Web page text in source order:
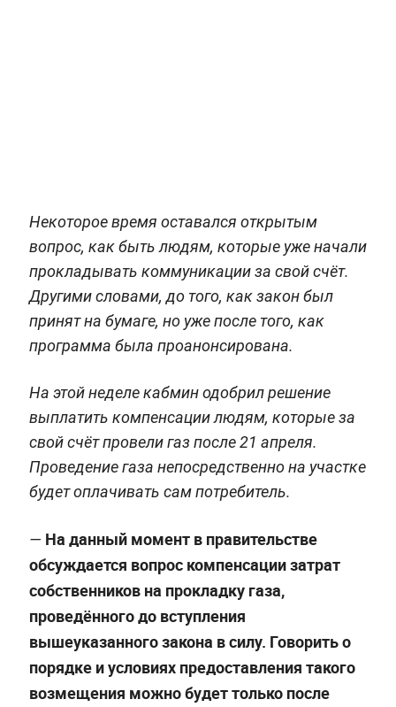
Некоторое время оставался открытым
вопрос, как быть людям, которые уже начали
прокладывать коммуникации за свой счёт.
Другими словами, до того, как закон был
принят на бумаге, но уже после того, как
программа была проанонсирована.
На этой неделе кабмин одобрил решение
выплатить компенсации людям, которые за
свой счёт провели газ после 21 апреля.
Проведение газа непосредственно на участке
будет оплачивать сам потребитель.
— На данный момент в правительстве
обсуждается вопрос компенсации затрат
собственников на прокладку газа,
проведённого до вступления
вышеуказанного закона в силу. Говорить о
порядке и условиях предоставления такого
возмещения можно будет только после